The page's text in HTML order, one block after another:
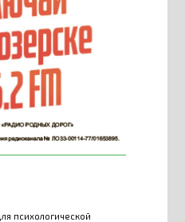
психологической